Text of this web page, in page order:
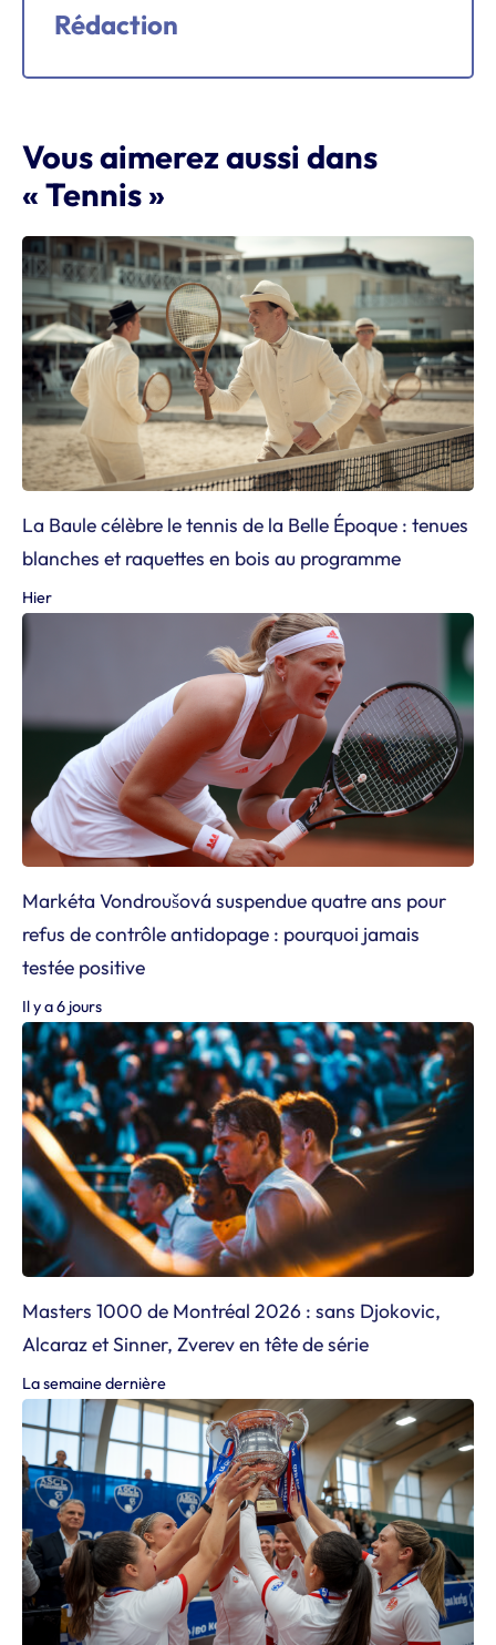
Rédaction
Vous aimerez aussi dans
« Tennis »
La Baule célèbre le tennis de la Belle Époque : tenues
blanches et raquettes en bois au programme
Hier
Markéta Vondroušová suspendue quatre ans pour
refus de contrôle antidopage : pourquoi jamais
testée positive
Il y a 6 jours
Masters 1000 de Montréal 2026 : sans Djokovic,
Alcaraz et Sinner, Zverev en tête de série
La semaine dernière